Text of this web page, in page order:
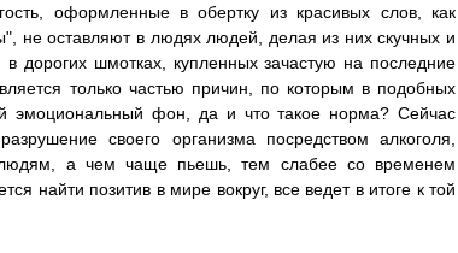
оформленные в обертку из красивых слов, как
не оставляют в людях людей, делая из них скучных и
дорогих шмотках, купленных зачастую на последние
только частью причин, по которым в подобных
эмоциональный фон, да и что такое норма? Сейчас
своего организма посредством алкоголя,
а чем чаще пьешь, тем слабее со временем
найти позитив в мире вокруг, все ведет в итоге к той